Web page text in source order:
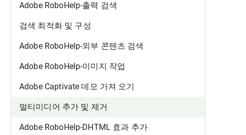
Adobe RoboHelp-출력 검색
검색 최적화 및 구성
Adobe RoboHelp-외부 콘텐츠 검색
Adobe RoboHelp-이미지 작업
Adobe Captivate 데모 가져 오기
멀티미디어 추가 및 제거
Adobe RoboHelp-DHTML 효과 추가